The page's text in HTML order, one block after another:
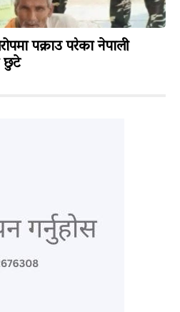
पक्राउ परेका नेपाली
छुटे